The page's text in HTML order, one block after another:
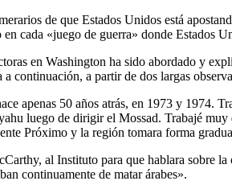
de que Estados Unidos está
en cada «juego de guerra» donde
en Washington ha sido abordado y
continuación, a partir de dos largas
apenas 50 años atrás, en 1973 y 1974.
luego de dirigir el Mossad. Trabajé
Próximo y la región tomara forma
al Instituto para que hablara sobre
continuamente de matar árabes».